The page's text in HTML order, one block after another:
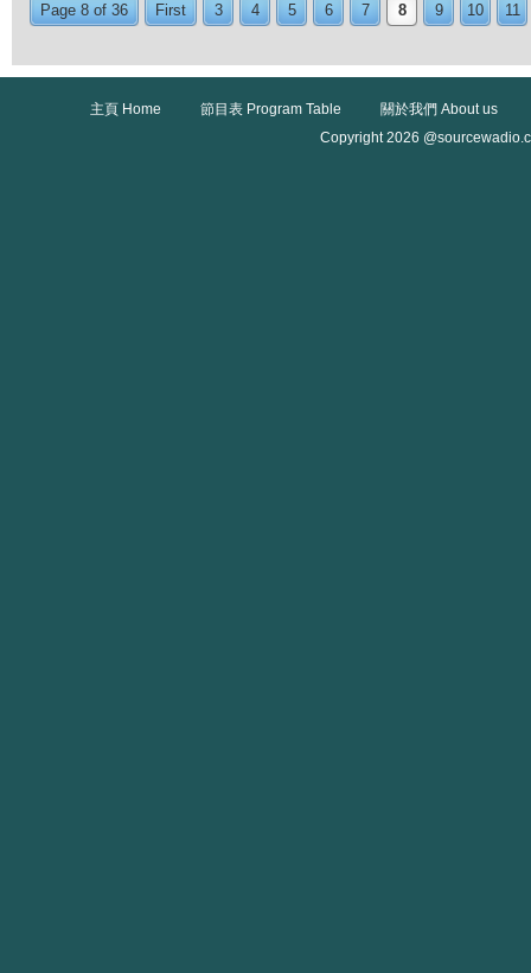
Page 8 of 36 First 3 4 5 6 7 8 9 10 11
主頁 Home 節目表 Program Table
關於我們 About us
Copyright 2026